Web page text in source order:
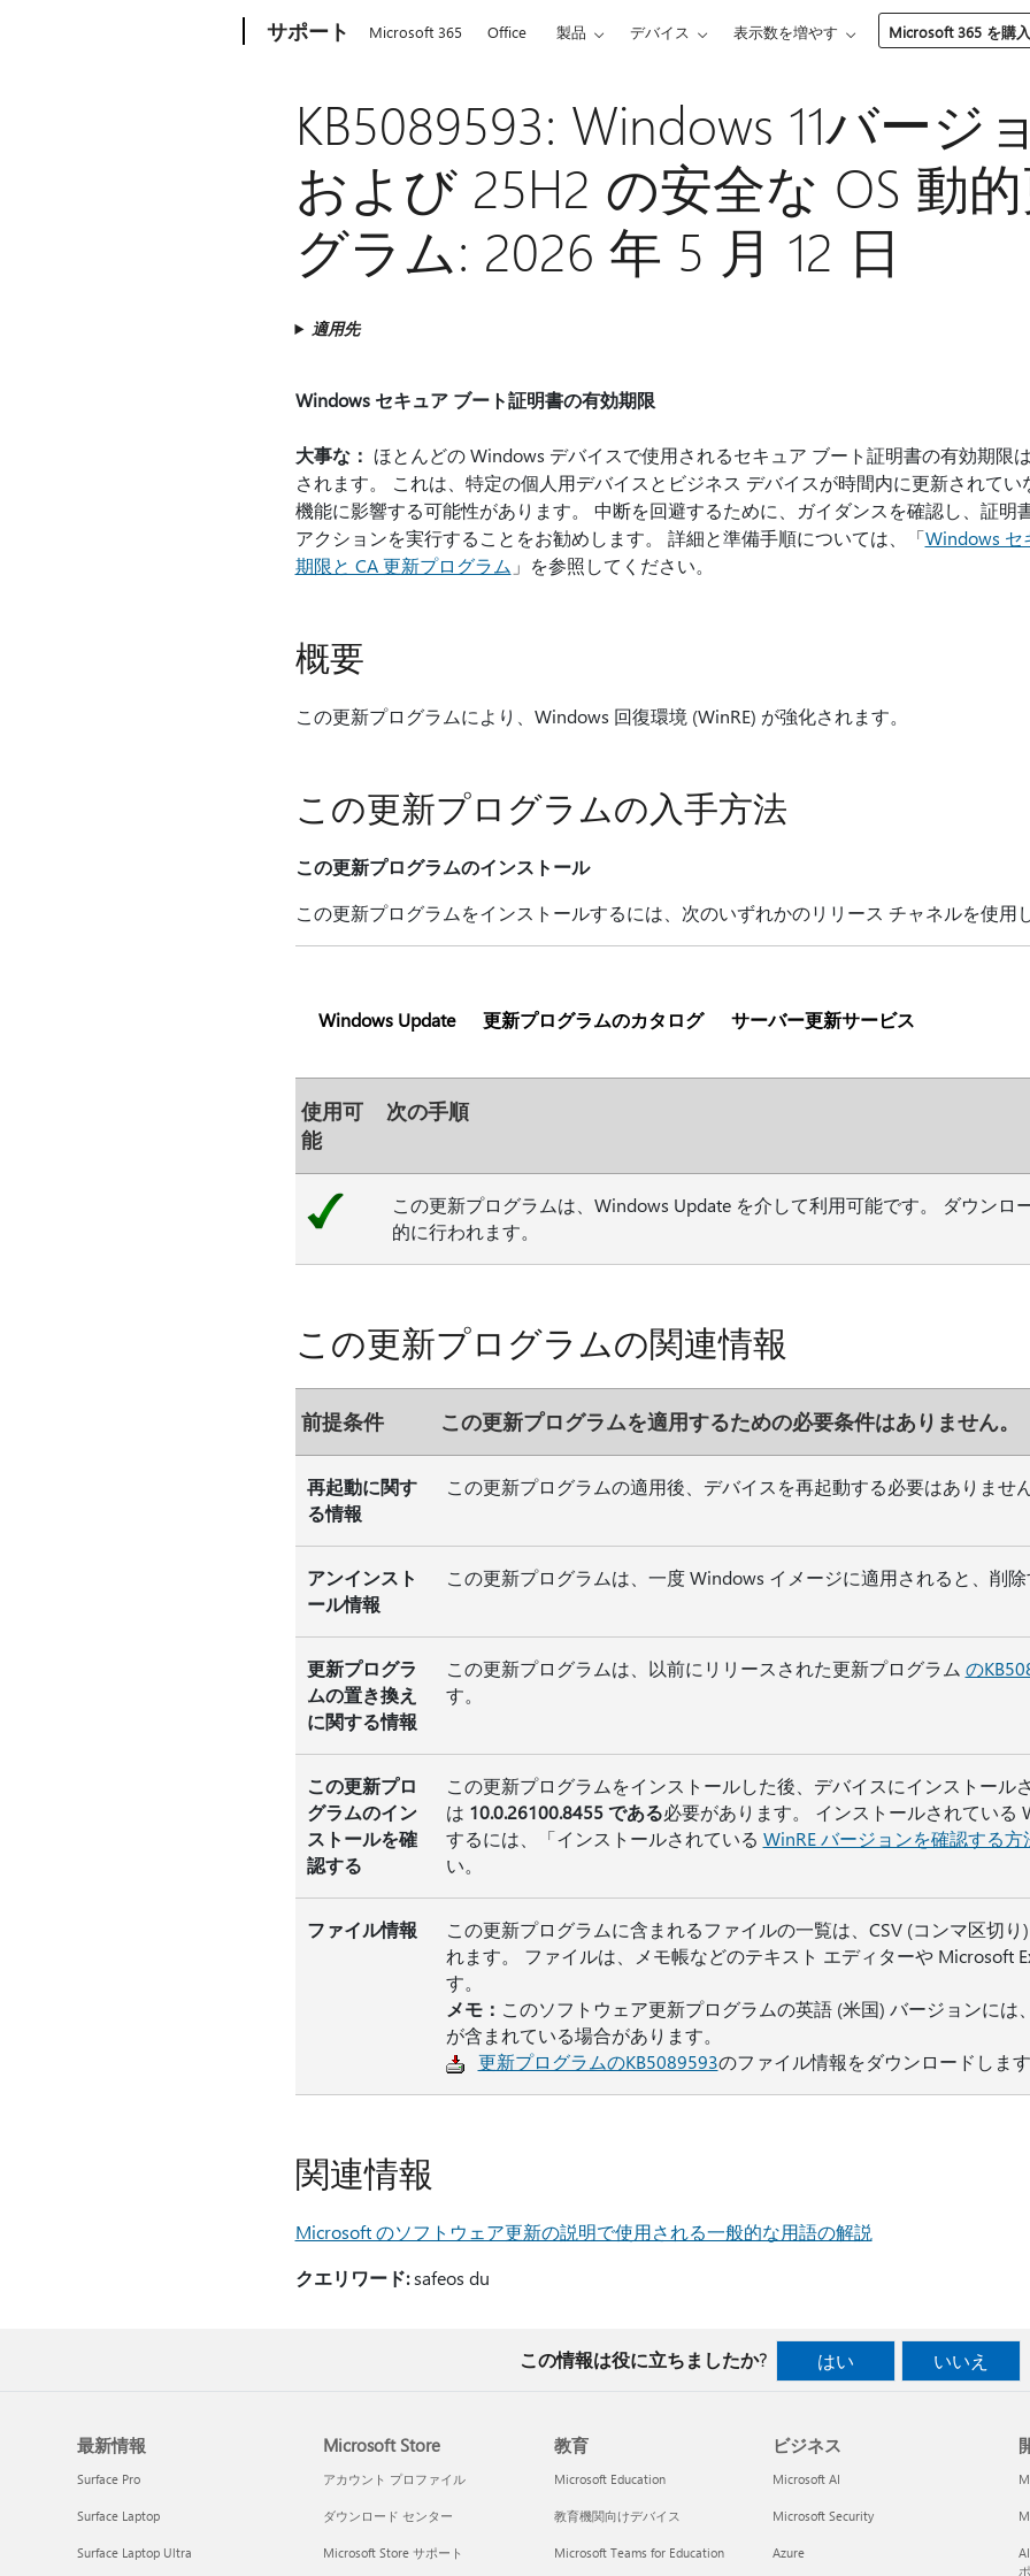
サポート Microsoft 365 Office 製品 デバイス 表示数を増やす Microsoft 365 を購入
KB5089593: Windows 11バージ
および 25H2 の安全な OS 動
グラム: 2026 年 5 月 12 日
適用先
Windows セキュア ブート証明書の有効期限
大事な： ほとんどの Windows デバイスで使用されるセキュア ブート証明書の有効期限
されます。 これは、特定の個人用デバイスとビジネス デバイスが時間内に更新されて
機能に影響する可能性があります。 中断を回避するために、ガイダンスを確認し、証明
アクションを実行することをお勧めします。 詳細と準備手順については、「Windows セ
期限と CA 更新プログラム 」を参照してください。
概要
この更新プログラムにより、Windows 回復環境 (WinRE) が強化されます。
この更新プログラムの入手方法
この更新プログラムのインストール
この更新プログラムをインストールするには、次のいずれかのリリース チャネルを使用
Windows Update 更新プログラムのカタログ サーバー更新サービス
使用可
能
次の手順
この更新プログラムは、Windows Update を介して利用可能です。 ダウンロ
的に行われます。
この更新プログラムの関連情報
前提条件 この更新プログラムを適用するための必要条件はありません。
再起動に関す
る情報
この更新プログラムの適用後、デバイスを再起動する必要はありません
アンインスト
ール情報
この更新プログラムは、一度 Windows イメージに適用されると、削除
更新プログラ
ムの置き換え
に関する情報
この更新プログラムは、以前にリリースされた更新プログラム の
す。
この更新プロ
グラムのイン
ストールを確
認する
この更新プログラムをインストールした後、デバイスにインストール
は 10.0.26100.8455 である必要があります。 インストールされている
するには、「インストールされている WinRE バージョンを確認する方
い。
ファイル情報
この更新プログラムに含まれるファイルの一覧は、CSV (コンマ区切り
れます。 ファイルは、メモ帳などのテキスト エディターや Microsoft
す。
メモ： このソフトウェア更新プログラムの英語 (米国) バージョンには
が含まれている場合があります。
更新プログラムのKB5089593のファイル情報をダウンロードします
関連情報
Microsoft のソフトウェア更新の説明で使用される一般的な用語の解説
クエリワード:safeos du
この情報は役に立ちましたか? はい いいえ
最新情報
Surface Pro
Surface Laptop
Surface Laptop Ultra
Microsoft Store
アカウント プロファイル
ダウンロード センター
Microsoft Store サポート
教育
Microsoft Education
教育機関向けデバイス
Microsoft Teams for Education
ビジネス
Microsoft AI
Microsoft Security
Azure